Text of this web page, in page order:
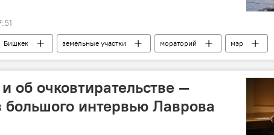
Бишкек земельные участки мораторий
мэр
об очковтирательстве —
большого интервью Лаврова